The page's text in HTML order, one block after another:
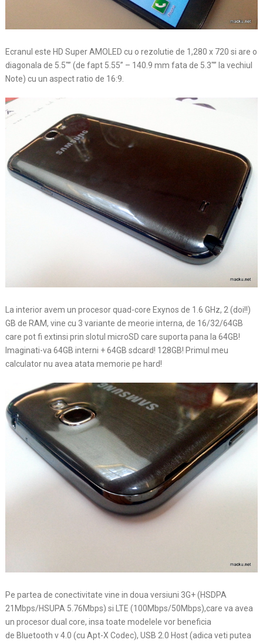
Ecranul este HD Super AMOLED cu o rezolutie de 1,280 x 720 si are o
diagonala de 5.5″” (de fapt 5.55” – 140.9 mm fata de 5.3″” la vechiul
Note) cu un aspect ratio de 16:9.
La interior avem un procesor quad-core Exynos de 1.6 GHz, 2 (doi!!)
GB de RAM, vine cu 3 variante de meorie interna, de 16/32/64GB
care pot fi extinsi prin slotul microSD care suporta pana la 64GB!
Imaginati-va 64GB interni + 64GB sdcard! 128GB! Primul meu
calculator nu avea atata memorie pe hard!
Pe partea de conectivitate vine in doua versiuni 3G+ (HSDPA
21Mbps/HSUPA 5.76Mbps) si LTE (100Mbps/50Mbps),care va avea
un procesor dual core, insa toate modelele vor beneficia
de Bluetooth v 4.0 (cu Apt-X Codec), USB 2.0 Host (adica veti putea